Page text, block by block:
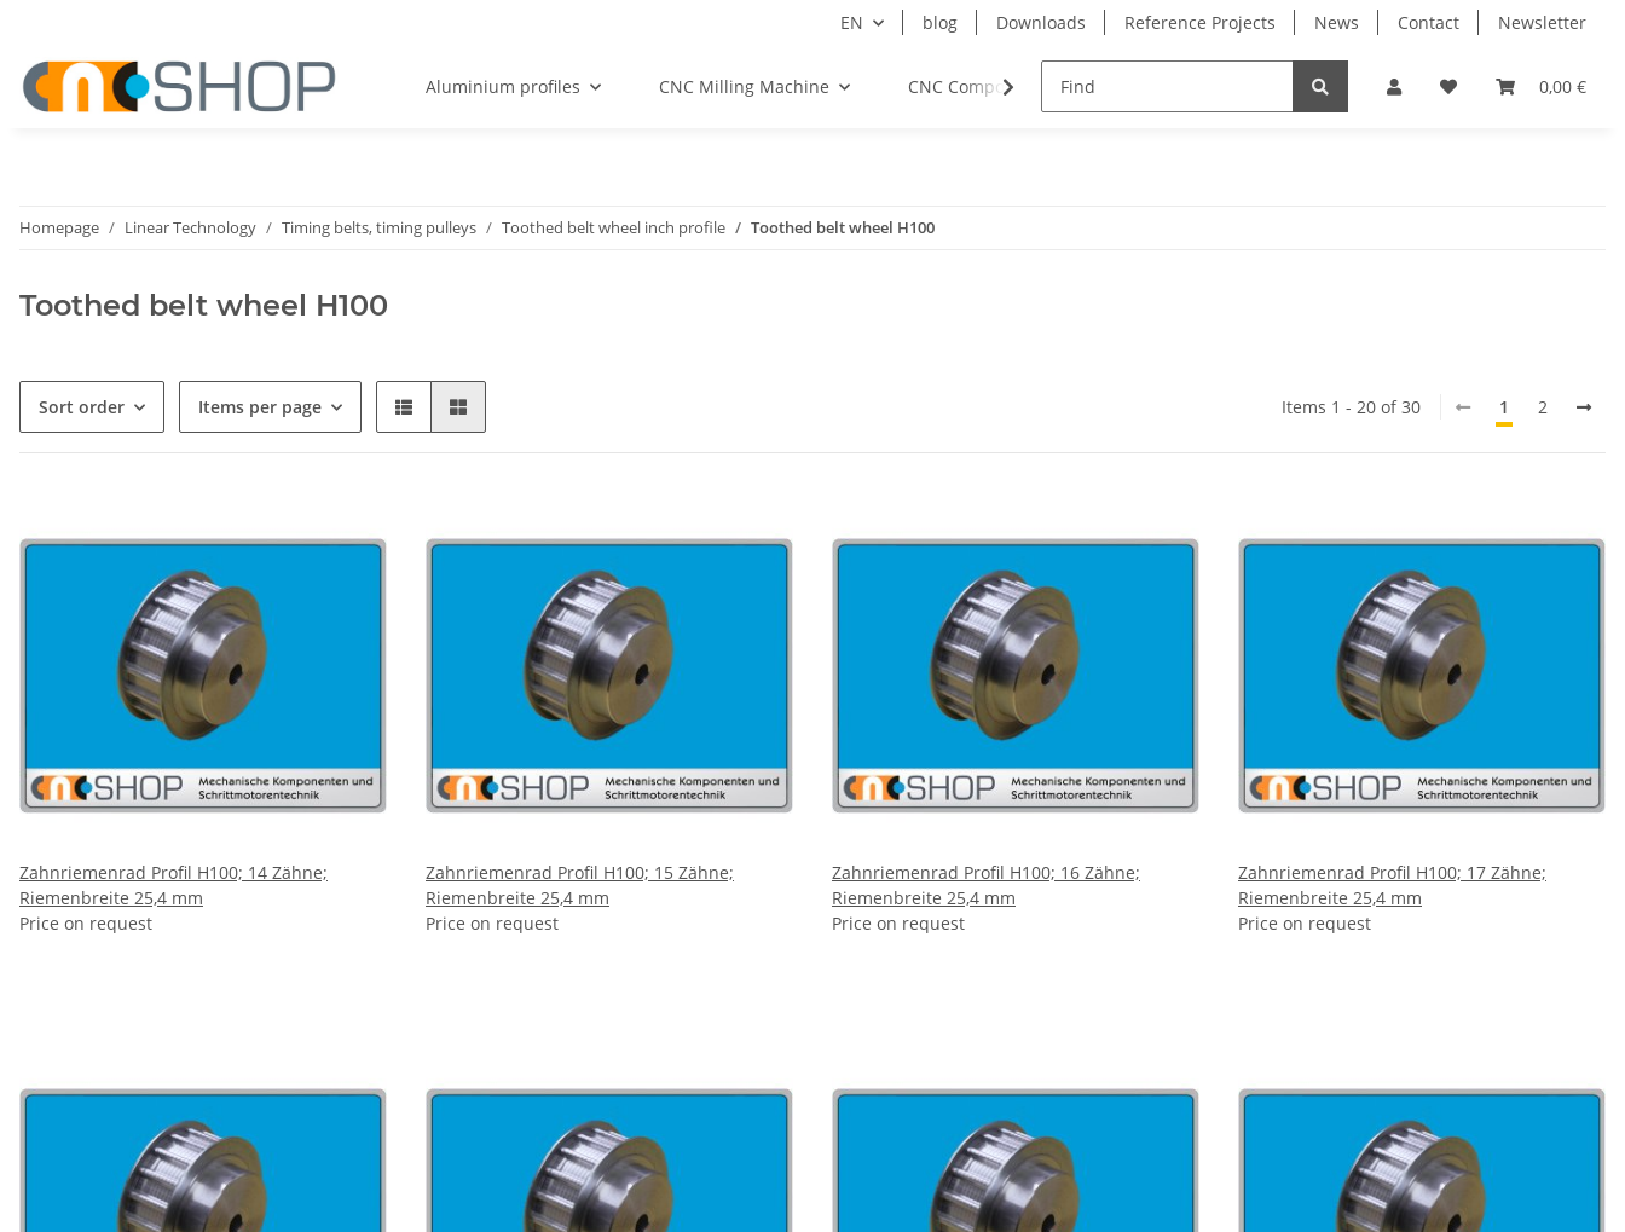
EN blog Downloads Reference Projects News Contact Newsletter
0,00 €
Aluminium profiles CNC Milling Machine CNC Components Milling Spindles Bearings
Homepage Linear Technology Timing belts, timing pulleys Toothed belt wheel inch profile Toothed belt wheel H100
Toothed belt wheel H100
Sort order Items per page Items 1 - 20 of 30 1 2
Zahnriemenrad Profil H100; 14 Zähne;
Riemenbreite 25,4 mm
Price on request
Zahnriemenrad Profil H100; 15 Zähne;
Riemenbreite 25,4 mm
Price on request
Zahnriemenrad Profil H100; 16 Zähne;
Riemenbreite 25,4 mm
Price on request
Zahnriemenrad Profil H100; 17 Zähne;
Riemenbreite 25,4 mm
Price on request